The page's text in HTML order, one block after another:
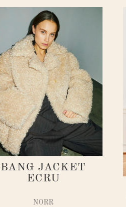
BANG JACKET
ECRU
NORR